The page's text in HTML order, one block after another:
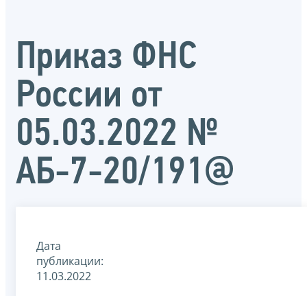
Приказ ФНС
России от
05.03.2022 №
АБ-7-20/191@
Дата
публикации:
11.03.2022